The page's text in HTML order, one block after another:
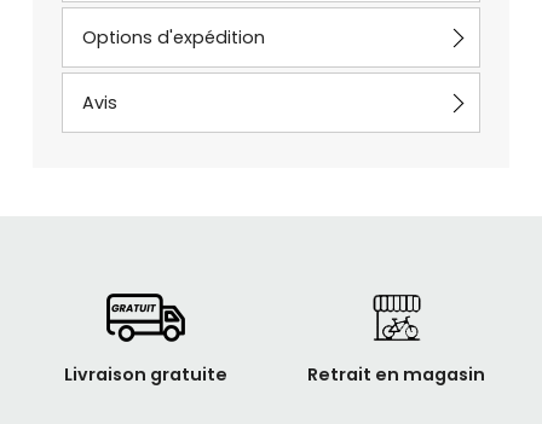
Options d'expédition
Avis
Livraison gratuite Retrait en magasin